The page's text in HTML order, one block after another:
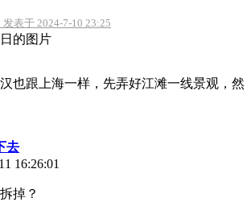
发表于 2024-7-10 23:25
的图片
也跟上海一样，先弄好江滩一线景观，然
去
16:26:01
掉？